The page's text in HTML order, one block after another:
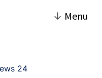
↓ Menu
24